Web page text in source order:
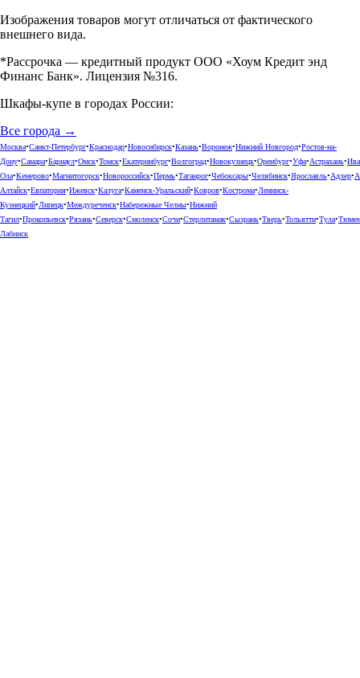
Изображения товаров могут отличаться от фактического
внешнего вида.
*Рассрочка — кредитный продукт ООО «Хоум Кредит энд
Финанс Банк». Лицензия №316.
Шкафы-купе в городах России:
Все города →
Москва•Санкт-Петербург•Краснодар•Новосибирск•Казань•Воронеж•Нижний Новгород•Ростов-на-
Дону•Самара•Барнаул•Омск•Томск•Екатеринбург•Волгоград•Новокузнецк•Оренбург•Уфа•Астрахань•
Ола•Кемерово•Магнитогорск•Новороссийск•Пермь•Таганрог•Чебоксары•Челябинск•Ярославль•Адлер•
Алтайск•Евпатория•Ижевск•Калуга•Каменск-Уральский•Ковров•Кострома•Ленинск-
Кузнецкий•Липецк•Междуреченск•Набережные Челны•Нижний
Тагил•Прокопьевск•Рязань•Северск•Смоленск•Сочи•Стерлитамак•Сызрань•Тверь•Тольятти•Тула•
Лабинск